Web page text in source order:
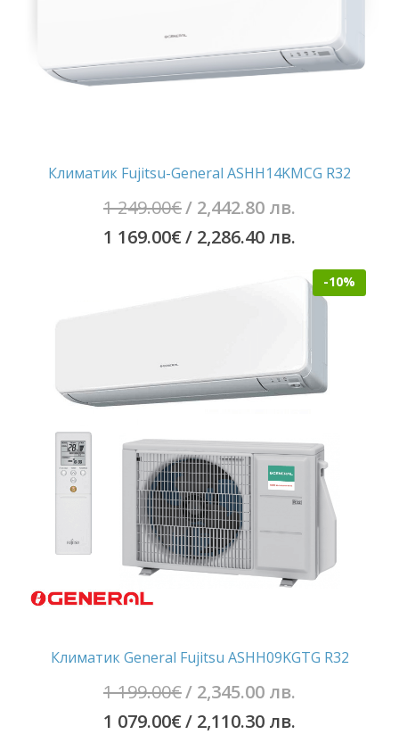
Климатик Fujitsu-General ASHH14KMCG R32
1 249.00€/ 2,442.80 лв.
was:
2,442.80
1 169.00€/ 2,286.40 лв.
цена
169.00€
/
лв..
-10%
Климатик General Fujitsu ASHH09KGTG R32
1 199.00€/ 2,345.00 лв.
1 079.00€/ 2,110.30 лв.